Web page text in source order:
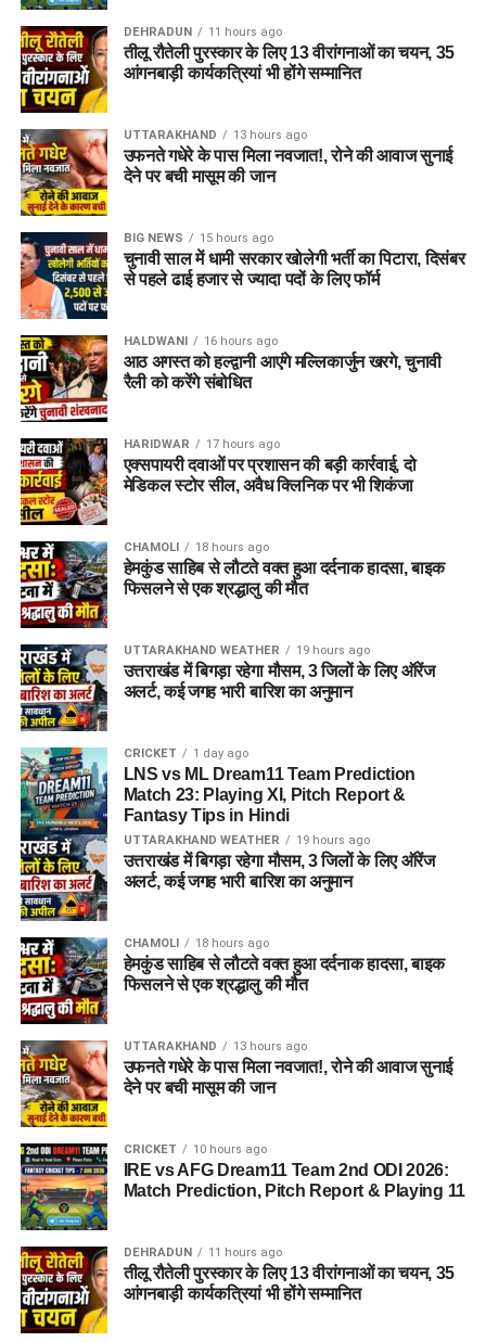
DEHRADUN 11 hours ago
तीलू रौतेली पुरस्कार के लिए 13 वीरांगनाओं का चयन, 35
आंगनबाड़ी कार्यकत्रियां भी होंगे सम्मानित
UTTARAKHAND 13 hours ago
उफनते गधेरे के पास मिला नवजात!, रोने की आवाज सुनाई
देने पर बची मासूम की जान
BIG NEWS 15 hours ago
चुनावी साल में धामी सरकार खोलेगी भर्ती का पिटारा, दिसंबर
से पहले ढाई हजार से ज्यादा पदों के लिए फॉर्म
HALDWANI 16 hours ago
आठ अगस्त को हल्द्वानी आएंगे मल्लिकार्जुन खरगे, चुनावी
रैली को करेंगे संबोधित
HARIDWAR 17 hours ago
एक्सपायरी दवाओं पर प्रशासन की बड़ी कार्रवाई, दो
मेडिकल स्टोर सील, अवैध क्लिनिक पर भी शिकंजा
CHAMOLI 18 hours ago
हेमकुंड साहिब से लौटते वक्त हुआ दर्दनाक हादसा, बाइक
फिसलने से एक श्रद्धालु की मौत
UTTARAKHAND WEATHER 19 hours ago
उत्तराखंड में बिगड़ा रहेगा मौसम, 3 जिलों के लिए ऑरेंज
अलर्ट, कई जगह भारी बारिश का अनुमान
CRICKET 1 day ago
LNS vs ML Dream11 Team Prediction
Match 23: Playing XI, Pitch Report &
Fantasy Tips in Hindi
UTTARAKHAND WEATHER 19 hours ago
उत्तराखंड में बिगड़ा रहेगा मौसम, 3 जिलों के लिए ऑरेंज
अलर्ट, कई जगह भारी बारिश का अनुमान
CHAMOLI 18 hours ago
हेमकुंड साहिब से लौटते वक्त हुआ दर्दनाक हादसा, बाइक
फिसलने से एक श्रद्धालु की मौत
UTTARAKHAND 13 hours ago
उफनते गधेरे के पास मिला नवजात!, रोने की आवाज सुनाई
देने पर बची मासूम की जान
CRICKET 10 hours ago
IRE vs AFG Dream11 Team 2nd ODI 2026:
Match Prediction, Pitch Report & Playing 11
DEHRADUN 11 hours ago
तीलू रौतेली पुरस्कार के लिए 13 वीरांगनाओं का चयन, 35
आंगनबाड़ी कार्यकत्रियां भी होंगे सम्मानित